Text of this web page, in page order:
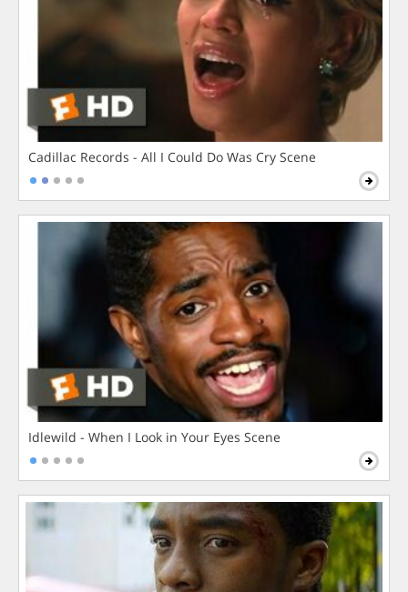
Cadillac Records - All I Could Do Was Cry Scene
Idlewild - When I Look in Your Eyes Scene